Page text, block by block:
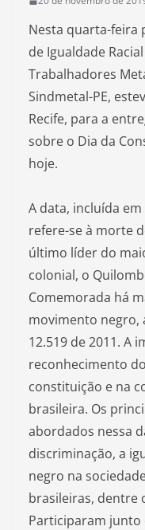
Nesta quarta-feira
de Igualdade
Trabalhadores
Sindmetal-PE,
Recife, para a
sobre o Dia da
hoje.
A data, incluída
refere-se à morte
último líder do
colonial, o
Comemorada há
movimento negro,
12.519 de 2011. A
reconhecimento
constituição e na
brasileira. Os
abordados nessa
discriminação, a
negro na
brasileiras, dentre
Participaram junto